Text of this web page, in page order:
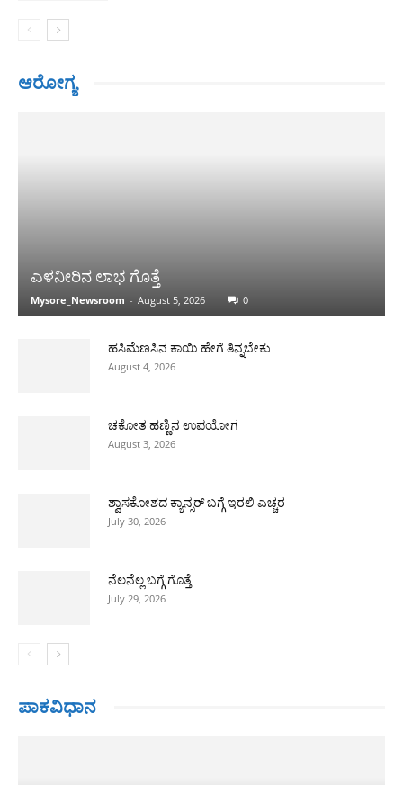
ಆರೋಗ್ಯ
ಎಳನೀರಿನ ಲಾಭ ಗೊತ್ತೆ
Mysore_Newsroom - August 5, 2026 0
ಹಸಿಮೆಣಸಿನ ಕಾಯಿ ಹೇಗೆ ತಿನ್ನಬೇಕು
August 4, 2026
ಚಕೋತ ಹಣ್ಣಿನ ಉಪಯೋಗ
August 3, 2026
ಶ್ವಾಸಕೋಶದ ಕ್ಯಾನ್ಸರ್ ಬಗ್ಗೆ ಇರಲಿ ಎಚ್ಚರ
July 30, 2026
ನೆಲನೆಲ್ಲ ಬಗ್ಗೆ ಗೊತ್ತೆ
July 29, 2026
ಪಾಕವಿಧಾನ